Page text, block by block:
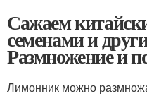
Сажаем
семенами и
Размножение и
Лимонник можно